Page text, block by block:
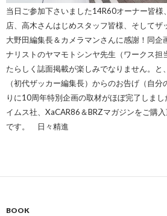
当日ご参加下さいました14R60オーナー皆様
店、高木さんはじめスタッフ皆様、そしてザ
大野田編集長＆カメラマンさんに感謝！同企
ナリストのヤマモトシンヤ先生（ワークス担
たらしく誌面掲載が楽しみでなりません。
（初代ザッカー編集長）からのお告げ（自
りに10周年特別企画の取材がほぼ完了しま
イムス社、XaCAR86＆BRZマガジンをご購
です。 日々精進
BOOK